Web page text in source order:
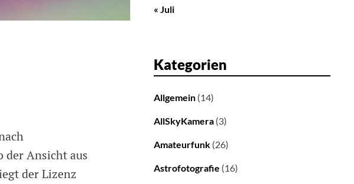
der Ansicht aus
der Lizenz
« Juli
Kategorien
Allgemein (14)
AllSkyKamera (3)
Amateurfunk (26)
Astrofotografie (16)